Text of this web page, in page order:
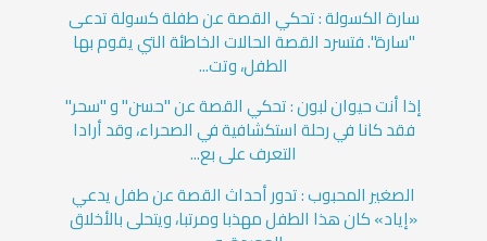
سارة الكسولة : تحكي القصة عن طفلة كسولة تدعى
"سارة". فتسرد القصة الحالات الخاطئة التي يقوم بها
الطفل، وتت...
إذا أنت حيوان لبون : تحكي القصة عن "حسن" و "سحر"
فقد كانا في رحلة استكشافية في الصحراء، وقد أرادا
التعرف على بع...
الصغير المحبوب : تدور أحداث القصة عن طفل يدعي
«إياد» كان هذا الطفل مهذبا ومرتبا، ويتحلى بالأخلاق